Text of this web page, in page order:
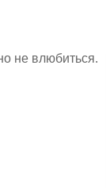
не влюбиться.